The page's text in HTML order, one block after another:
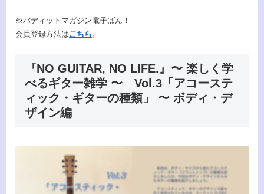
※バディットマガジン電子ばん！
会員登録方法はこちら 。
『NO GUITAR, NO LIFE.』〜 楽しく学
べるギター雑学 〜 Vol.3「アコーステ
ィック・ギターの種類」 〜 ボディ・デ
ザイン編